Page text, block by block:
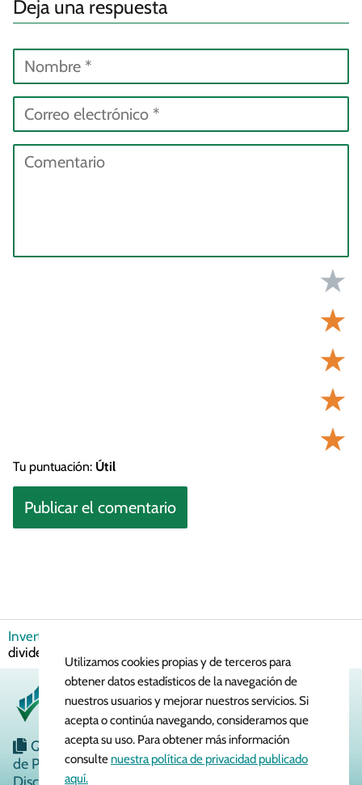
Deja una respuesta
★
★
★
★
★
Tu puntuación: Útil
Invertir en Bolsa
dividendos altos en España?
Quiénes Somos Política de Cookies
de Privacidad
Aviso Legal
Contacto
Utilizamos cookies propias y de terceros para
obtener datos estadísticos de la navegación de
nuestros usuarios y mejorar nuestros servicios. Si
acepta o continúa navegando, consideramos que
acepta su uso. Para obtener más información
consulte nuestra política de privacidad publicado
aquí.